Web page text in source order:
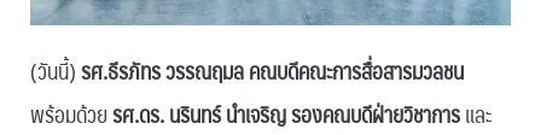
(วันนี้)รศ.ธีรภัทร วรรณฤมล คณบดีคณะการสื่อสารมวลชน
พร้อมด้วยรศ.ดร. นรินทร์ นำเจริญ รองคณบดีฝ่ายวิชาการและ